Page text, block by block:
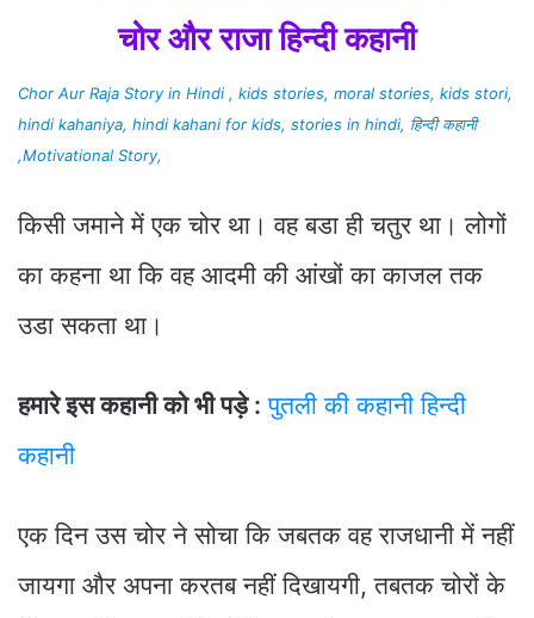
चोर और राजा हिन्दी कहानी
Chor Aur Raja Story in Hindi , kids stories, moral stories, kids stori,
hindi kahaniya, hindi kahani for kids, stories in hindi, हिन्दी कहानी
,Motivational Story,
किसी जमाने में एक चोर था। वह बडा ही चतुर था। लोगों
का कहना था कि वह आदमी की आंखों का काजल तक
उडा सकता था।
हमारे इस कहानी को भी पड़े : पुतली की कहानी हिन्दी
कहानी
एक दिन उस चोर ने सोचा कि जबतक वह राजधानी में नहीं
जायगा और अपना करतब नहीं दिखायगी, तबतक चोरों के